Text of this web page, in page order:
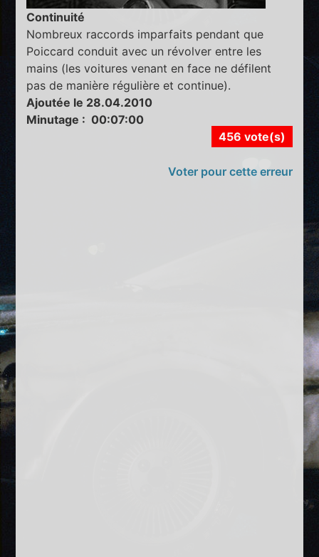
Continuité
Nombreux raccords imparfaits pendant que
Poiccard conduit avec un révolver entre les
mains (les voitures venant en face ne défilent
pas de manière régulière et continue).
Ajoutée le 28.04.2010
Minutage : 00:07:00
456 vote(s)
Voter pour cette erreur